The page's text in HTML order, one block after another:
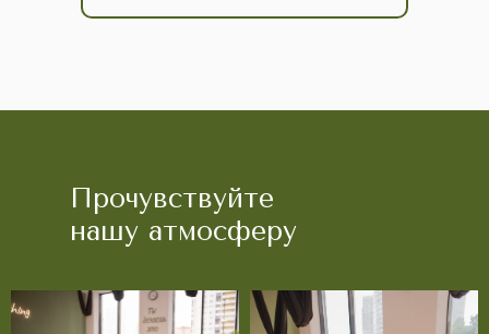
Прочувствуйте
нашу атмосферу